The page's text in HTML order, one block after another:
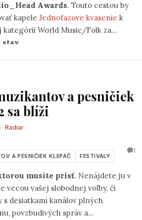
Awards. Touto cestou by
kapele
Jednofazove kvasenie k
World Music/Folk za
stav
a pesničiek
sa blíži
Radiar
A PESNIČIEK KLEPÁČ
FESTIVALY
1
musíte prísť. Nenájdete ju v
vecou vašej slobodnej voľby, či
desiatkami kanálov plných
povzbudivých správ a